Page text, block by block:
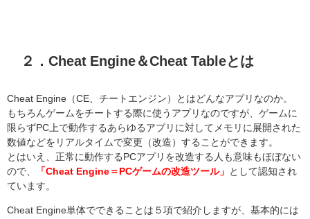
２．Cheat Engine＆Cheat Tableとは
Cheat Engine（CE、チートエンジン）とはどんなアプリなのか。
もちろんゲームをチートする際に使うアプリなのですが、ゲームに
限らずPC上で動作するあらゆるアプリに対してメモリに展開された
数値などをリアルタイムで変更（改造）することができます。
とはいえ、正常に動作するPCアプリを改造する人も意味もほぼない
ので、
「Cheat Engine＝PCゲームの改造ツール」
として認知され
ています。
Cheat Engine単体でできることは５項で紹介しますが、基本的には